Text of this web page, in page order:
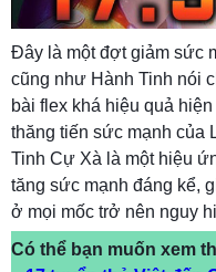
Đây là một đợt giảm sức
cũng như Hành Tinh nói
bài flex khá hiệu quả
thăng tiến sức mạnh của
Tinh Cự Xà là một hiệu
tăng sức mạnh đáng kể,
ở mọi mốc trở nên nguy
Có thể bạn muốn xem